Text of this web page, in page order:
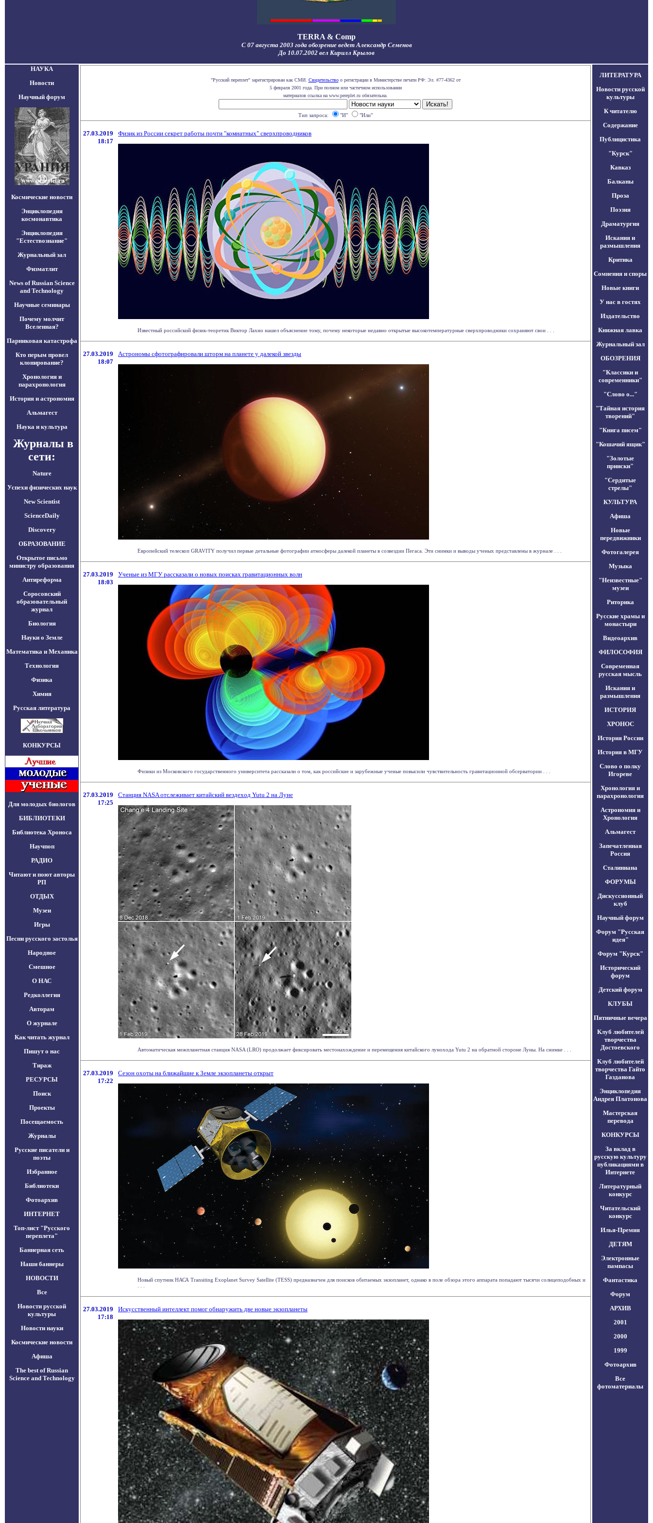
TERRA & Comp
С 07 августа 2003 года обозрение ведет Александр Семенов
До 10.07.2002 вел Кирилл Крылов
НАУКА
Новости
Научный форум
Космические новости
Энциклопедия
космонавтика
Энциклопедия
"Естествознание"
Журнальный зал
Физматлит
News of Russian Science
and Technology
Научные семинары
Почему молчит
Вселенная?
Парниковая катастрофа
Кто перым провел
клонирование?
Хронология и
парахронология
История и астрономия
Альмагест
Наука и культура
Журналы в
сети:
Nature
Успехи физических наук
New Scientist
ScienceDaily
Discovery
ОБРАЗОВАНИЕ
Открытое письмо
министру образования
Антиреформа
Соросовский
образовательный
журнал
Биология
Науки о Земле
Математика и Механика
Технология
Физика
Химия
Русская литература
КОНКУРСЫ
Для молодых биологов
БИБЛИОТЕКИ
Библиотека Хроноса
Научпоп
РАДИО
Читают и поют авторы
РП
ОТДЫХ
Музеи
Игры
Песни русского застолья
Народное
Смешное
О НАС
Редколлегия
Авторам
О журнале
Как читать журнал
Пишут о нас
Тираж
РЕСУРСЫ
Поиск
Проекты
Посещаемость
Журналы
Русские писатели и
поэты
Избранное
Библиотеки
Фотоархив
ИНТЕРНЕТ
Топ-лист "Русского
переплета"
Баннерная сеть
Наши баннеры
НОВОСТИ
Все
Новости русской
культуры
Новости науки
Космические новости
Афиша
The best of Russian
Science and Technology
"Русский переплет" зарегистрирован как СМИ. Свидетельствоо регистрации в Министерстве печати РФ: Эл. #77-4362 от
5 февраля 2001 года. При полном или частичном использовании
материалов ссылка на www.pereplet.ru обязательна.
Тип запроса: "И" "Или"
27.03.2019
18:17
Физик из России секрет работы почти "комнатных" сверхпроводников
Известный российский физик-теоретик Виктор Лахно нашел объяснение тому, почему некоторые недавно открытые высокотемпературные сверхпроводники сохраняют свои . . .
27.03.2019
18:07
Астрономы сфотографировали шторм на планете у далекой звезды
Европейский телескоп GRAVITY получил первые детальные фотографии атмосферы далекой планеты в созвездии Пегаса. Эти снимки и выводы ученых представлены в журнале . . .
27.03.2019
18:03
Ученые из МГУ рассказали о новых поисках гравитационных волн
Физики из Московского государственного университета рассказали о том, как российские и зарубежные ученые повысили чувствительность гравитационной обсерватории . . .
27.03.2019
17:25
Станция NASA отслеживает китайский вездеход Yutu 2 на Луне
Автоматическая межпланетная станция NASA (LRO) продолжает фиксировать местонахождение и перемещения китайского лунохода Yutu 2 на обратной стороне Луны. На снимке . . .
27.03.2019
17:22
Сезон охоты на ближайшие к Земле экзопланеты открыт
Новый спутник НАСА Transiting Exoplanet Survey Satellite (TESS) предназначен для поисков обитаемых экзопланет, однако в поле обзора этого аппарата попадают тысячи солнцеподобных и
27.03.2019
17:18
Искусственный интеллект помог обнаружить две новые экзопланеты
ЛИТЕРАТУРА
Новости русской
культуры
К читателю
Содержание
Публицистика
"Курск"
Кавказ
Балканы
Проза
Поэзия
Драматургия
Искания и
размышления
Критика
Сомнения и споры
Новые книги
У нас в гостях
Издательство
Книжная лавка
Журнальный зал
ОБОЗРЕНИЯ
"Классики и
современники"
"Слово о..."
"Тайная история
творений"
"Книга писем"
"Кошачий ящик"
"Золотые
прииски"
"Сердитые
стрелы"
КУЛЬТУРА
Афиша
Новые
передвижники
Фотогалерея
Музыка
"Неизвестные"
музеи
Риторика
Русские храмы и
монастыри
Видеоархив
ФИЛОСОФИЯ
Современная
русская мысль
Искания и
размышления
ИСТОРИЯ
ХРОНОС
История России
История в МГУ
Слово о полку
Игореве
Хронология и
парахронология
Астрономия и
Хронология
Альмагест
Запечатленная
Россия
Сталиниана
ФОРУМЫ
Дискуссионный
клуб
Научный форум
Форум "Русская
идея"
Форум "Курск"
Исторический
форум
Детский форум
КЛУБЫ
Пятничные вечера
Клуб любителей
творчества
Достоевского
Клуб любителей
творчества Гайто
Газданова
Энциклопедия
Андрея Платонова
Мастерская
перевода
КОНКУРСЫ
За вклад в
русскую культуру
публикациями в
Интернете
Литературный
конкурс
Читательский
конкурс
Илья-Премия
ДЕТЯМ
Электронные
пампасы
Фантастика
Форум
АРХИВ
2001
2000
1999
Фотоархив
Все
фотоматериалы